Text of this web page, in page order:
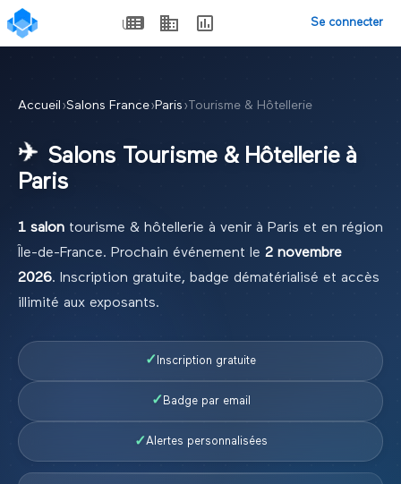
Se connecter
Accueil ›Salons France›Paris › Tourisme & Hôtellerie
✈️ Salons Tourisme & Hôtellerieà
Paris
1 salon tourisme & hôtellerie à venir à Paris et en région
Île-de-France. Prochain événement le 2 novembre
2026. Inscription gratuite, badge dématérialisé et accès
illimité aux exposants.
✓ Inscription gratuite
✓ Badge par email
✓Alertes personnalisées